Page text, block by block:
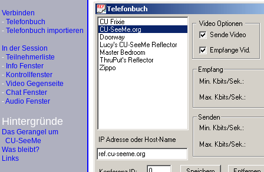
Verbinden
- Telefonbuch
- Telefonbuch importieren
In der Session
- Teilnehmerliste
- Info Fenster
- Kontrollfenster
- Video Gegenseite
- Chat Fenster
-Audio Fenster
Hintergründe
Das Gerangel um
CU-SeeMe
Was bleibt?
Links